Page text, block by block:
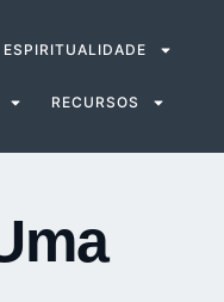
ESPIRITUALIDADE
RECURSOS